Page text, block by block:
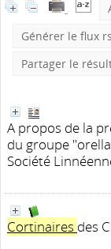
Générer le flux
Partager le
A propos de la
du groupe
Société
Cortinaires des